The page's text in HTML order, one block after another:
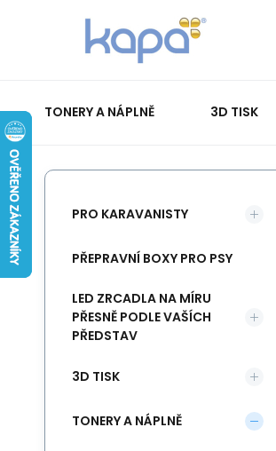
TONERY A NÁPLNĚ 3D TISK
PAPÍR-ETIKETY-BLOKY-OBÁLKY
PRO KARAVANISTY
PŘEPRAVNÍ BOXY PRO PSY
LED ZRCADLA NA MÍRU
PŘESNĚ PODLE VAŠÍCH
PŘEDSTAV
3D TISK
TONERY A NÁPLNĚ